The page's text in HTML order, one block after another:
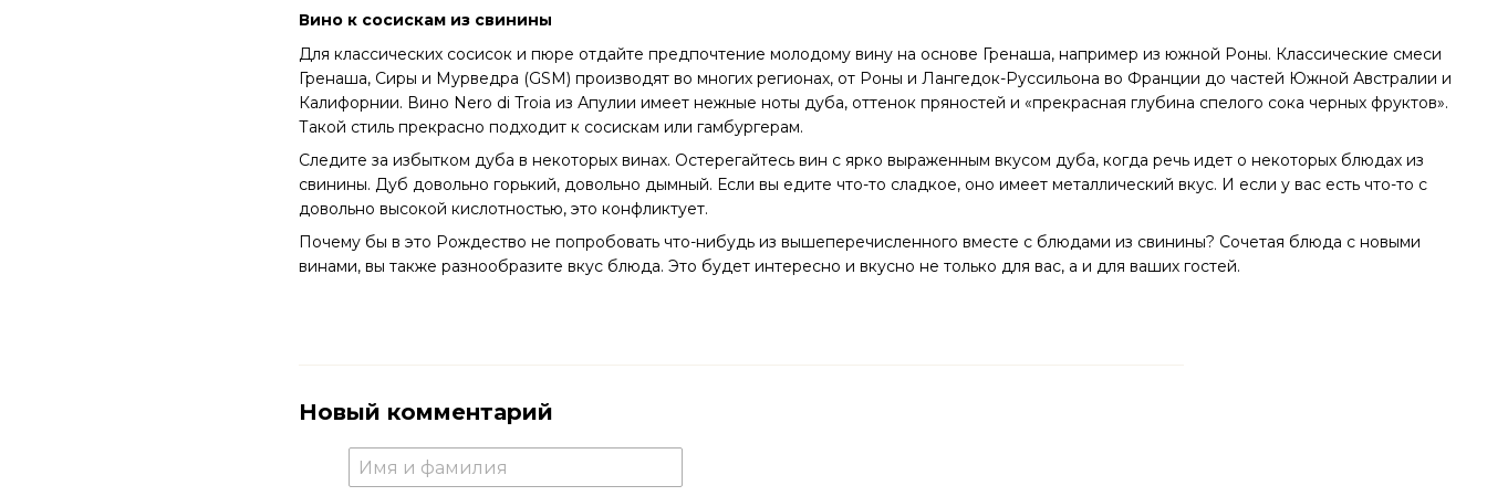
Вино к сосискам из свинины
Для классических сосисок и пюре отдайте предпочтение молодому вину на основе Гренаша, например из южной Роны. Классические смеси
Гренаша, Сиры и Мурведра (GSM) производят во многих регионах, от Роны и Лангедок-Руссильона во Франции до частей Южной Австралии и
Калифорнии. Вино Nero di Troia из Апулии имеет нежные ноты дуба, оттенок пряностей и «прекрасная глубина спелого сока черных фруктов».
Такой стиль прекрасно подходит к сосискам или гамбургерам.
Следите за избытком дуба в некоторых винах. Остерегайтесь вин с ярко выраженным вкусом дуба, когда речь идет о некоторых блюдах из
свинины. Дуб довольно горький, довольно дымный. Если вы едите что-то сладкое, оно имеет металлический вкус. И если у вас есть что-то с
довольно высокой кислотностью, это конфликтует.
Почему бы в это Рождество не попробовать что-нибудь из вышеперечисленного вместе с блюдами из свинины? Сочетая блюда с новыми
винами, вы также разнообразите вкус блюда. Это будет интересно и вкусно не только для вас, а и для ваших гостей.
Новый комментарий